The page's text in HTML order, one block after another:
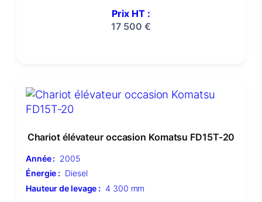
Prix HT :
17 500 €
Chariot élévateur occasion Komatsu FD15T-20
Année : 2005
Énergie : Diesel
Hauteur de levage : 4 300 mm